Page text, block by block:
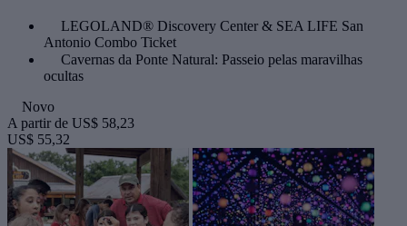
LEGOLAND® Discovery Center & SEA LIFE San
Antonio Combo Ticket
Cavernas da Ponte Natural: Passeio pelas maravilhas
ocultas
Novo
A partir de US$ 58,23
US$ 55,32